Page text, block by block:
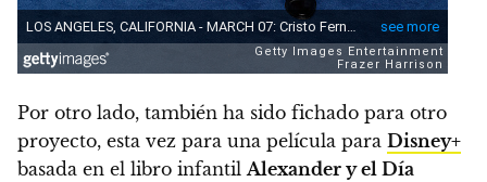
Por otro lado, también ha sido fichado para otro
proyecto, esta vez para una película para Disney+
basada en el libro infantilAlexander y el Día